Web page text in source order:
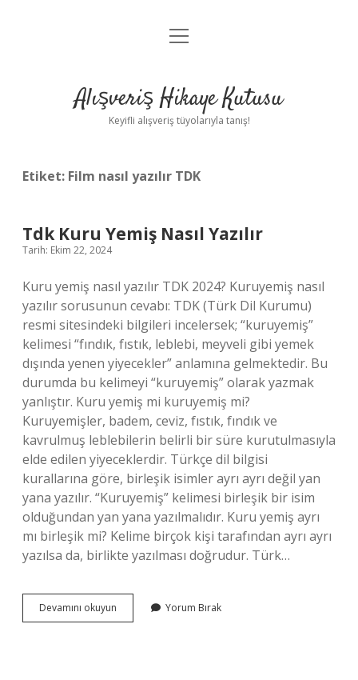
Anasayfa
Yasal Uyarı
menüyü
Alışveriş Hikaye Kutusu
Keyifli alışveriş tüyolarıyla tanış!
Etiket: Film nasıl yazılır TDK
Tdk Kuru Yemiş Nasıl Yazılır
Tarih: Ekim 22, 2024
Kuru yemiş nasıl yazılır TDK 2024? Kuruyemiş nasıl
yazılır sorusunun cevabı: TDK (Türk Dil Kurumu)
resmi sitesindeki bilgileri incelersek; “kuruyemiş”
kelimesi “fındık, fıstık, leblebi, meyveli gibi yemek
dışında yenen yiyecekler” anlamına gelmektedir. Bu
durumda bu kelimeyi “kuruyemiş” olarak yazmak
yanlıştır. Kuru yemiş mi kuruyemiş mi?
Kuruyemişler, badem, ceviz, fıstık, fındık ve
kavrulmuş leblebilerin belirli bir süre kurutulmasıyla
elde edilen yiyeceklerdir. Türkçe dil bilgisi
kurallarına göre, birleşik isimler ayrı ayrı değil yan
yana yazılır. “Kuruyemiş” kelimesi birleşik bir isim
olduğundan yan yana yazılmalıdır. Kuru yemiş ayrı
mı birleşik mi? Kelime birçok kişi tarafından ayrı ayrı
yazılsa da, birlikte yazılması doğrudur. Türk…
Devamını okuyun
Kuru
Yorum Bırak